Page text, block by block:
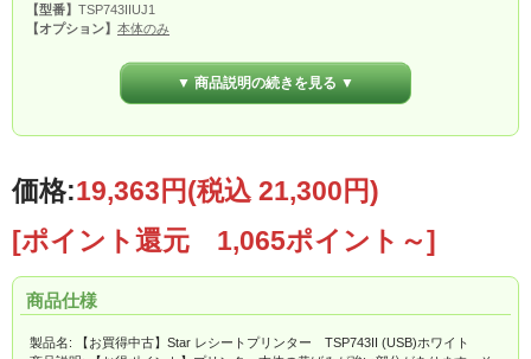
【型番】 TSP743IIUJ1
【オプション】 本体のみ
中古100日保証。品質保証書(サンプルはこちら)付
▼ 商品説明の続きを見る ▼
価格:19,363円(税込 21,300円)
[ポイント還元 1,065ポイント～]
商品仕様
製品名: 【お買得中古】Star レシートプリンター TSP743II (USB)ホワイト